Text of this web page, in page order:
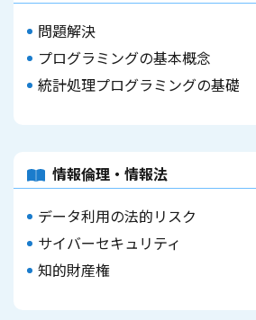
問題解決
プログラミングの基本概念
統計処理プログラミングの基礎
情報倫理・情報法
データ利用の法的リスク
サイバーセキュリティ
知的財産権